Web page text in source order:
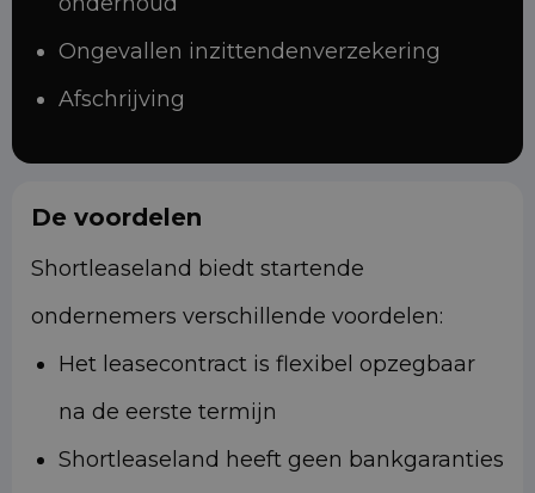
Ongevallen inzittendenverzekering
Afschrijving
De voordelen
Shortleaseland biedt startende
ondernemers verschillende voordelen:
Het leasecontract is flexibel opzegbaar
na de eerste termijn
Shortleaseland heeft geen bankgaranties